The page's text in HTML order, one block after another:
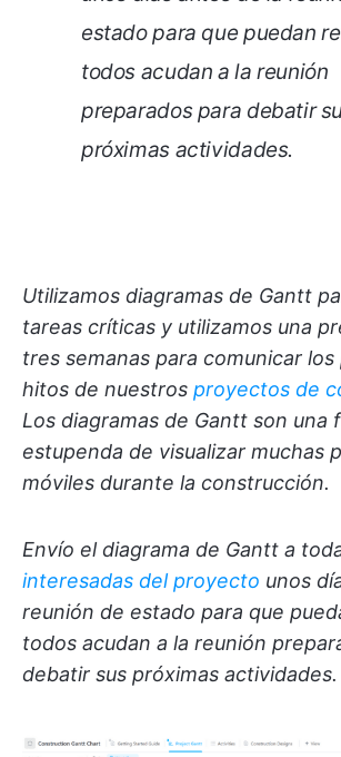
estado para que puedan
todos acudan a la reunión
preparados para debatir
próximas actividades.
Utilizamos diagramas de Gantt
tareas críticas y utilizamos una
tres semanas para comunicar
hitos de nuestros proyectos de
Los diagramas de Gantt son una
estupenda de visualizar muchas
móviles durante la construcción.
Envío el diagrama de Gantt a
interesadas del proyecto unos
reunión de estado para que
todos acudan a la reunión
debatir sus próximas actividades.